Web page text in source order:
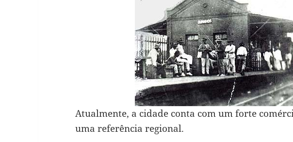
Atualmente, a cidade conta com um forte
uma referência regional.